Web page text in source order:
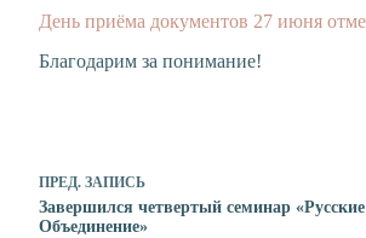
Психологическая
Служба
День приёма документов 27 июня
Благодарим за понимание!
ПРЕД. ЗАПИСЬ
Завершился четвертый семинар
Объединение»